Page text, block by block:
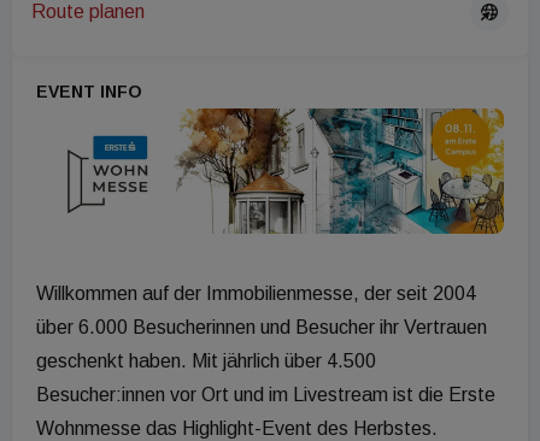
EVENT INFO
Willkommen auf der Immobilienmesse, der seit 2004
über 6.000 Besucherinnen und Besucher ihr Vertrauen
geschenkt haben. Mit jährlich über 4.500
Besucher:innen vor Ort und im Livestream ist die Erste
Wohnmesse das Highlight-Event des Herbstes.
Route planen